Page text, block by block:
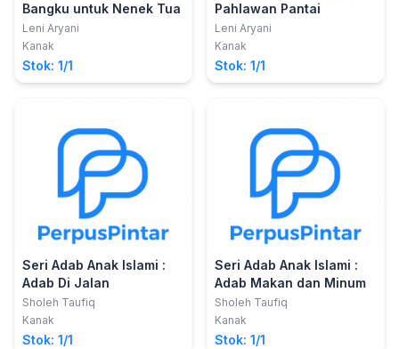
Bangku untuk Nenek Tua
Leni Aryani
Kanak
Stok: 1/1
Pahlawan Pantai
Leni Aryani
Kanak
Stok: 1/1
Seri Adab Anak Islami :
Adab Di Jalan
Sholeh Taufiq
Kanak
Stok: 1/1
Seri Adab Anak Islami :
Adab Makan dan Minum
Sholeh Taufiq
Kanak
Stok: 1/1